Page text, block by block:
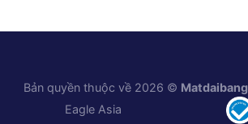
Bản quyền thuộc về 2026 ©
Eagle Asia